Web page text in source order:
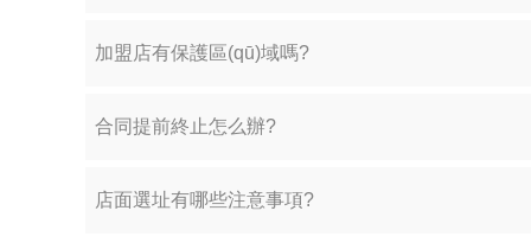
加盟店有保護區(qū)域嗎?
合同提前終止怎么辦?
店面選址有哪些注意事項?